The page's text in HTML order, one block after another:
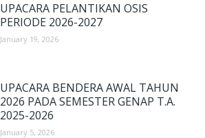
UPACARA PELANTIKAN OSIS
PERIODE 2026-2027
January 19, 2026
UPACARA BENDERA AWAL TAHUN
2026 PADA SEMESTER GENAP T.A.
2025-2026
January 5, 2026